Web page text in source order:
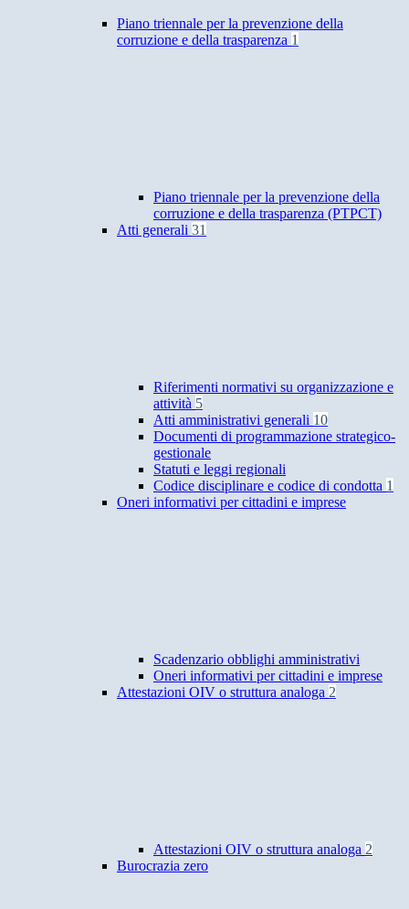
Piano triennale per la prevenzione della
corruzione e della trasparenza 1
Piano triennale per la prevenzione della
corruzione e della trasparenza (PTPCT)
Atti generali 31
Riferimenti normativi su organizzazione e
attività 5
Atti amministrativi generali 10
Documenti di programmazione strategico-
gestionale
Statuti e leggi regionali
Codice disciplinare e codice di condotta 1
Oneri informativi per cittadini e imprese
Scadenzario obblighi amministrativi
Oneri informativi per cittadini e imprese
Attestazioni OIV o struttura analoga 2
Attestazioni OIV o struttura analoga 2
Burocrazia zero